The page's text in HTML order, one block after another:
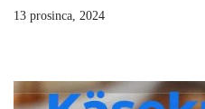
13 prosinca, 2024